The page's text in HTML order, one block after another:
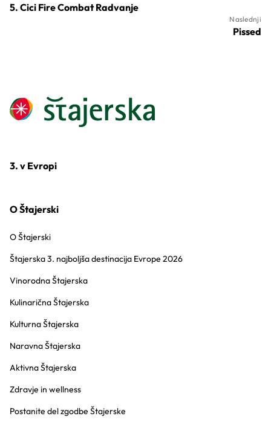
5. Cici Fire Combat Radvanje
Naslednji
Pissed
3. v Evropi
O Štajerski
O Štajerski
Štajerska 3. najboljša destinacija Evrope 2026
Vinorodna Štajerska
Kulinarična Štajerska
Kulturna Štajerska
Naravna Štajerska
Aktivna Štajerska
Zdravje in wellness
Postanite del zgodbe Štajerske